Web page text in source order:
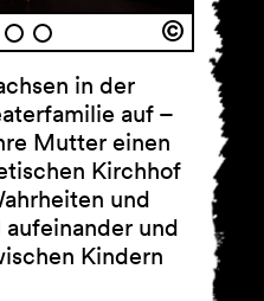
in der
auf –
Mutter einen
Kirchhof
und
und
Kindern